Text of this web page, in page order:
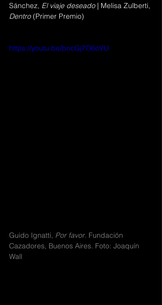
Sánchez, El viaje deseado | Melisa Zulberti,
Dentro (Primer Premio)
https://youtu.be/bncGj7O6oVU
Guido Ignatti, Por favor. Fundación
Cazadores, Buenos Aires. Foto: Joaquín
Wall